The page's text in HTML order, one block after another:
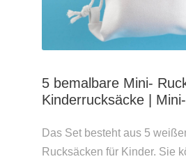
5 bemalbare Mini-
Kinderrucksäcke |
Das Set besteht aus 5
Rucksäcken für Kinder. Sie